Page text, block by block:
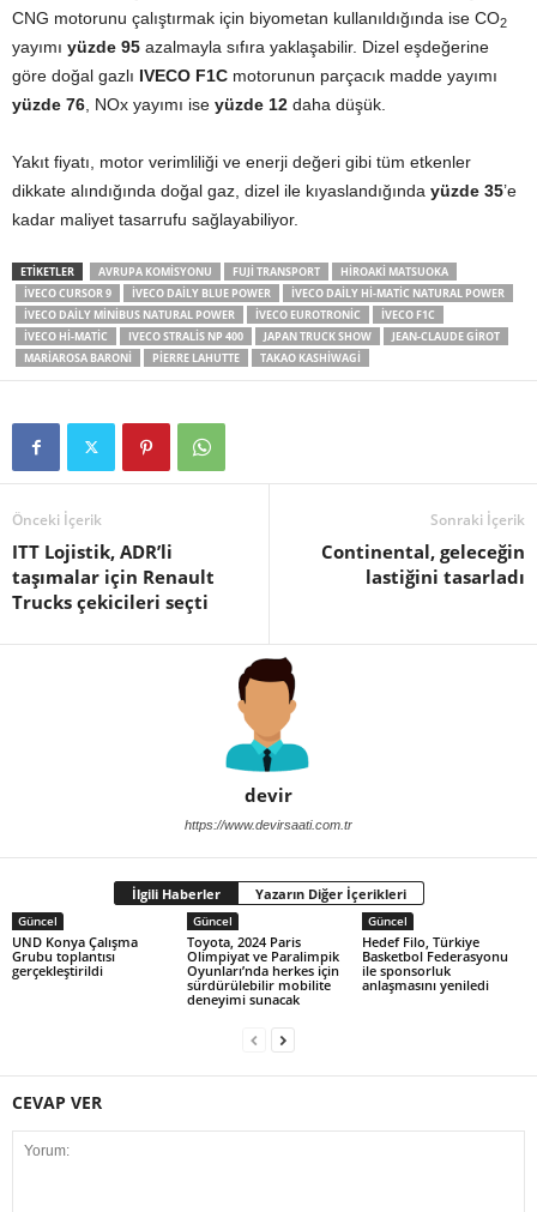
CNG motorunu çalıştırmak için biyometan kullanıldığında ise CO2
yayımı yüzde 95 azalmayla sıfıra yaklaşabilir. Dizel eşdeğerine
göre doğal gazlı IVECO F1C motorunun parçacık madde yayımı
yüzde 76 , NOx yayımı ise yüzde 12 daha düşük.
Yakıt fiyatı, motor verimliliği ve enerji değeri gibi tüm etkenler
dikkate alındığında doğal gaz, dizel ile kıyaslandığında yüzde 35’e
kadar maliyet tasarrufu sağlayabiliyor.
ETIKETLER AVRUPA KOMISYONU FUJI TRANSPORT
HIROAKI MATSUOKA
IVECO CURSOR 9
IVECO DAILY BLUE POWER
IVECO DAILY HI-MATIC NATURAL POWER
IVECO DAILY MINIBUS NATURAL POWER
IVECO EUROTRONIC
IVECO F1C
IVECO HI-MATIC
IVECO STRALIS NP 400 JAPAN TRUCK SHOW
JEAN-CLAUDE GIROT
MARIAROSA BARONI
PIERRE LAHUTTE TAKAO KASHIWAGI
Önceki İçerik
ITT Lojistik, ADR’li
taşımalar için Renault
Trucks çekicileri seçti
Sonraki İçerik
Continental, geleceğin
lastiğini tasarladı
devir
https://www.devirsaati.com.tr
İlgili Haberler Yazarın Diğer İçerikleri
Güncel
UND Konya Çalışma
Grubu toplantısı
gerçekleştirildi
Güncel
Toyota, 2024 Paris
Olimpiyat ve Paralimpik
Oyunları’nda herkes için
sürdürülebilir mobilite
deneyimi sunacak
Güncel
Hedef Filo, Türkiye
Basketbol Federasyonu
ile sponsorluk
anlaşmasını yeniledi
CEVAP VER